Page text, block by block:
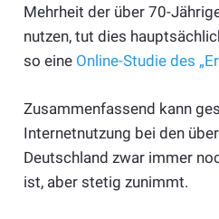
Mehrheit der über 70-
nutzen, tut dies
so eine Online-Studie des
Zusammenfassend kann
Internetnutzung bei den
Deutschland zwar immer
ist, aber stetig zunimmt.